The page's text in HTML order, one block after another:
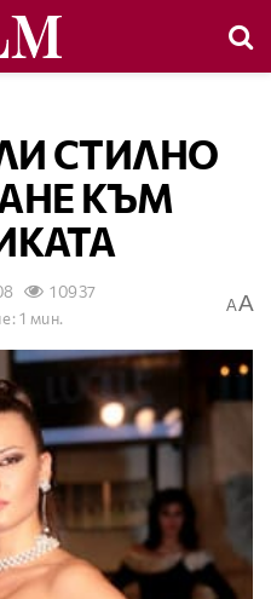
СТИЛНО
КЪМ
10937
1 мин.
AA